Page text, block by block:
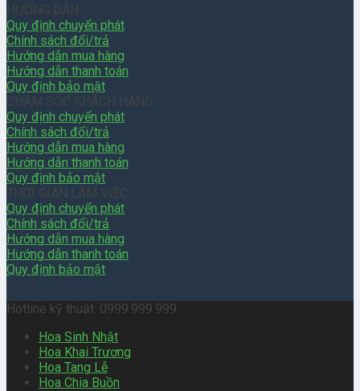
HƯỚNG DẪN
Quy định chuyển phát
Chính sách đổi/trả
Hướng dẫn mua hàng
Hướng dẫn thanh toán
Quy định bảo mật
CHĂM SÓC KHÁCH HÀNG
Quy định chuyển phát
Chính sách đổi/trả
Hướng dẫn mua hàng
Hướng dẫn thanh toán
Quy định bảo mật
THỜI GIAN LÀM VIỆC
Quy định chuyển phát
Chính sách đổi/trả
Hướng dẫn mua hàng
Hướng dẫn thanh toán
Quy định bảo mật
Hotline kỹ thuật: 0999.999.999
Hoa Sinh Nhật
Hoa Khai Trương
Hoa Tang Lễ
Hoa Chia Buồn